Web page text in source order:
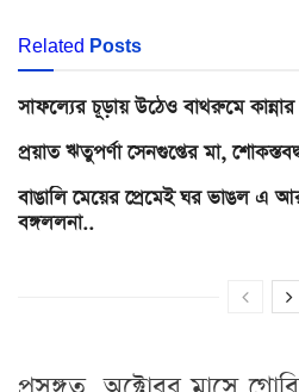
Related Posts
সাফল্যের চূড়ায় উঠেও বাথরুমে
প্রয়াত ঋতুপর্ণা সেনগুপ্তের মা,
বাঙালি মেয়ের প্রেমেই ঘর ভাঙল এ
বঙ্গললনা..